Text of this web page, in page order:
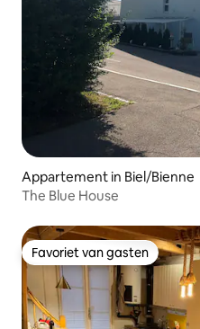
Appartement in Biel/Bienne
The Blue House
Favoriet van gasten
Favoriet van gasten